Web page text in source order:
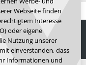
Hilfe Startseite
Webseite finden
Interesse
oder eigene
Nutzung unserer
einverstanden, dass
Informationen und